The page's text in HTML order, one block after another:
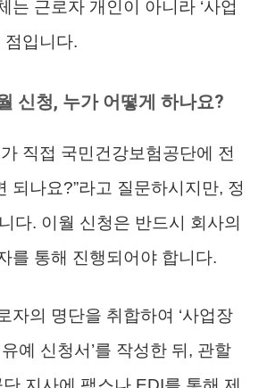
는 근로자 개인이 아니라 ‘사업
점입니다.
신청, 누가 어떻게 하나요?
직접 국민건강보험공단에 전
되나요?”라고 질문하시지만, 정
니다. 이월 신청은 반드시 회사의
를 통해 진행되어야 합니다.
자의 명단을 취합하여 ‘사업장
예 신청서’를 작성한 뒤, 관할